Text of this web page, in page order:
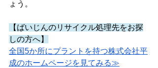
ょう。
【ばいじんのリサイクル処理先をお探
しの方へ】
全国5か所にプラントを持つ株式会社平
成のホームページを見てみる≫